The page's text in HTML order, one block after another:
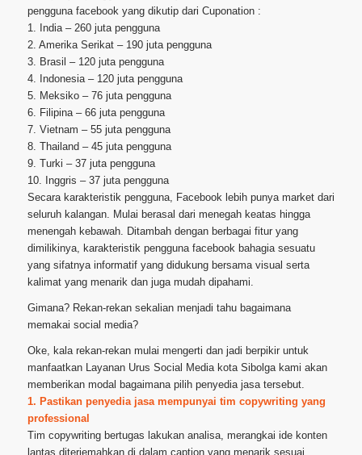
pengguna facebook yang dikutip dari Cuponation :
1. India – 260 juta pengguna
2. Amerika Serikat – 190 juta pengguna
3. Brasil – 120 juta pengguna
4. Indonesia – 120 juta pengguna
5. Meksiko – 76 juta pengguna
6. Filipina – 66 juta pengguna
7. Vietnam – 55 juta pengguna
8. Thailand – 45 juta pengguna
9. Turki – 37 juta pengguna
10. Inggris – 37 juta pengguna
Secara karakteristik pengguna, Facebook lebih punya market dari
seluruh kalangan. Mulai berasal dari menegah keatas hingga
menengah kebawah. Ditambah dengan berbagai fitur yang
dimilikinya, karakteristik pengguna facebook bahagia sesuatu
yang sifatnya informatif yang didukung bersama visual serta
kalimat yang menarik dan juga mudah dipahami.
Gimana? Rekan-rekan sekalian menjadi tahu bagaimana
memakai social media?
Oke, kala rekan-rekan mulai mengerti dan jadi berpikir untuk
manfaatkan Layanan Urus Social Media kota Sibolga kami akan
memberikan modal bagaimana pilih penyedia jasa tersebut.
1. Pastikan penyedia jasa mempunyai tim copywriting yang
professional
Tim copywriting bertugas lakukan analisa, merangkai ide konten
lantas diterjemahkan di dalam caption yang menarik sesuai